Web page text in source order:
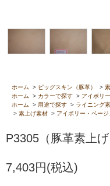
ホーム > ピッグスキン（豚革） >
ホーム
> カラーで探す > アイボリ
ホーム
> 用途で探す > ライニング
> 素上げ素材 > アイボリー・ベージ
P3305（豚革素上げ
7,403円(税込)